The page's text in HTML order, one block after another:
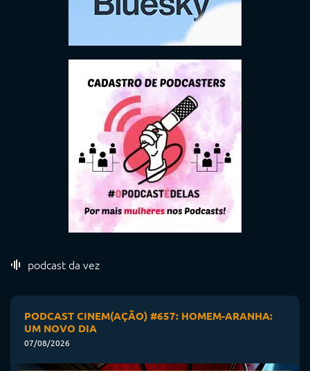
podcast da vez
PODCAST CINEM(AÇÃO) #657: HOMEM-ARANHA:
UM NOVO DIA
07/08/2026